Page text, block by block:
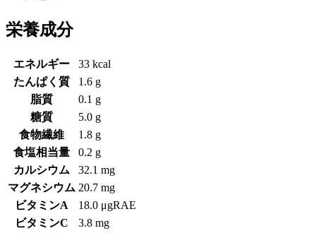
栄養成分
エネルギー
33 kcal
たんぱく質
1.6 g
脂質
0.1 g
糖質
5.0 g
食物繊維
1.8 g
食塩相当量
0.2 g
カルシウム
32.1 mg
マグネシウム 20.7 mg
ビタミンA
18.0 μgRAE
ビタミンC
3.8 mg